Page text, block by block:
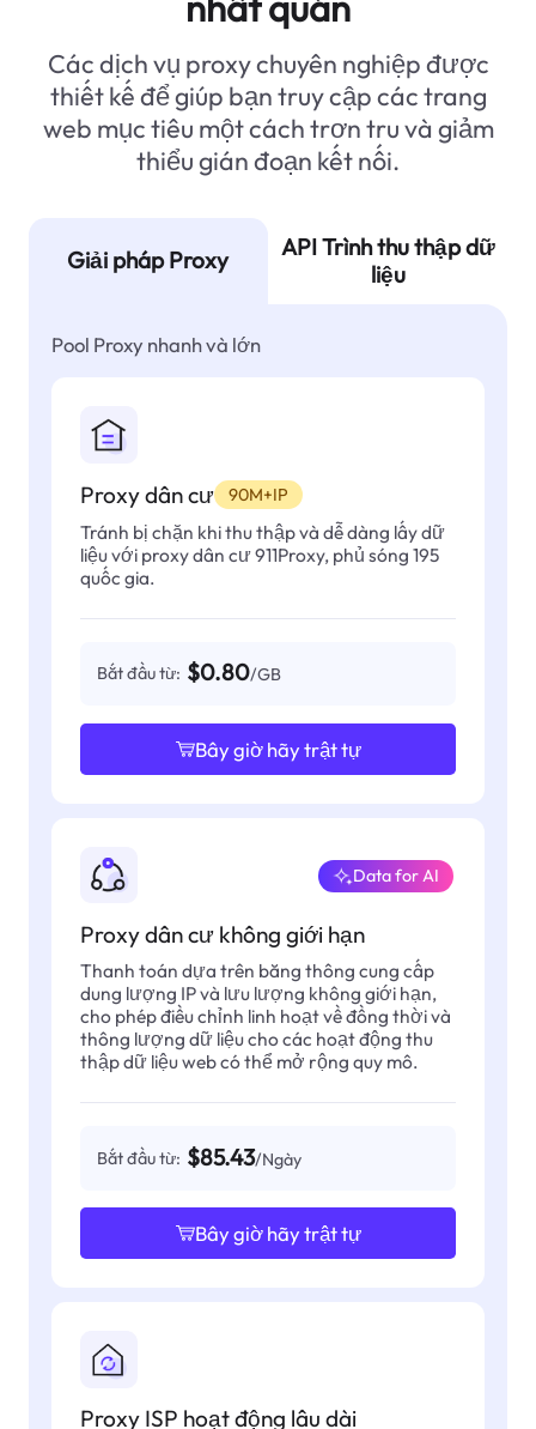
Các dịch vụ proxy chuyên nghiệp được
thiết kế để giúp bạn truy cập các trang
web mục tiêu một cách trơn tru và giảm
thiểu gián đoạn kết nối.
Giải pháp Proxy
API Trình thu thập dữ
liệu
Pool Proxy nhanh và lớn
Proxy dân cư 90M+IP
Tránh bị chặn khi thu thập và dễ dàng lấy dữ
liệu với proxy dân cư 911Proxy, phủ sóng 195
quốc gia.
Bắt đầu từ: $0.80/GB
Bây giờ hãy trật tự
Proxy dân cư không giới hạn
Data for AI
Thanh toán dựa trên băng thông cung cấp
dung lượng IP và lưu lượng không giới hạn,
cho phép điều chỉnh linh hoạt về đồng thời và
thông lượng dữ liệu cho các hoạt động thu
thập dữ liệu web có thể mở rộng quy mô.
Bắt đầu từ: $85.43/Ngày
Bây giờ hãy trật tự
Proxy ISP hoạt động lâu dài